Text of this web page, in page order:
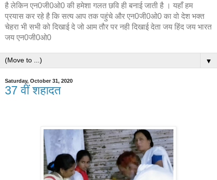
है लेकिन एन0जी0ओ0 की हमेशा गलत छवि ही बनाई जाती है । यहाँ हम
प्रयास कर रहे है कि सत्य आप तक पहुंचे और एन0जी0ओ0 का वो देश भक्त
चेहरा भी सभी को दिखाई दे जो आम तौर पर नही दिखाई देता जय हिंद जय भारत
जय एन0जी0ओ0
▼
Saturday, October 31, 2020
37 वीं शहादत